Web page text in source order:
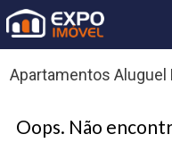
Apartamentos Aluguel
Oops. Não